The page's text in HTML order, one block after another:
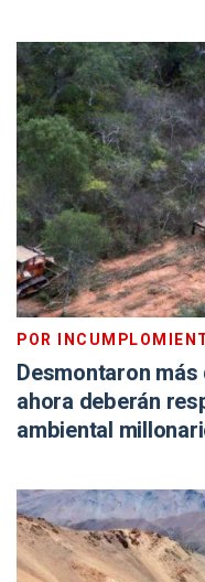
POR
Desmontaron
ahora deberán
ambiental